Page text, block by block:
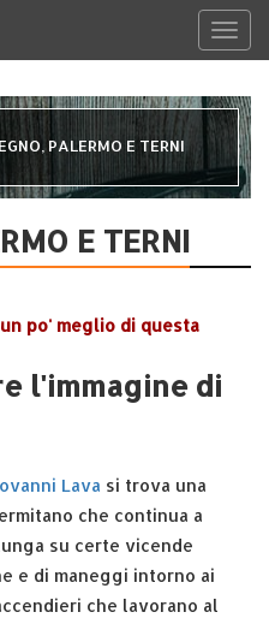
PALERMO E TERNI
E TERNI
po' meglio di questa
l'immagine di
Lava si trova una
che continua a
su certe vicende
e di maneggi intorno ai
che lavorano al